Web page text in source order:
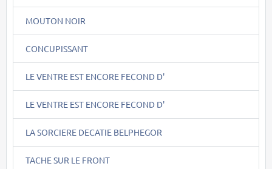
MOUTON NOIR
CONCUPISSANT
LE VENTRE EST ENCORE FECOND D'
LE VENTRE EST ENCORE FECOND D'
LA SORCIERE DECATIE BELPHEGOR
TACHE SUR LE FRONT